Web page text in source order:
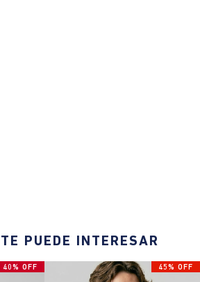
PUEDE INTERESAR
40% OFF 45% OFF